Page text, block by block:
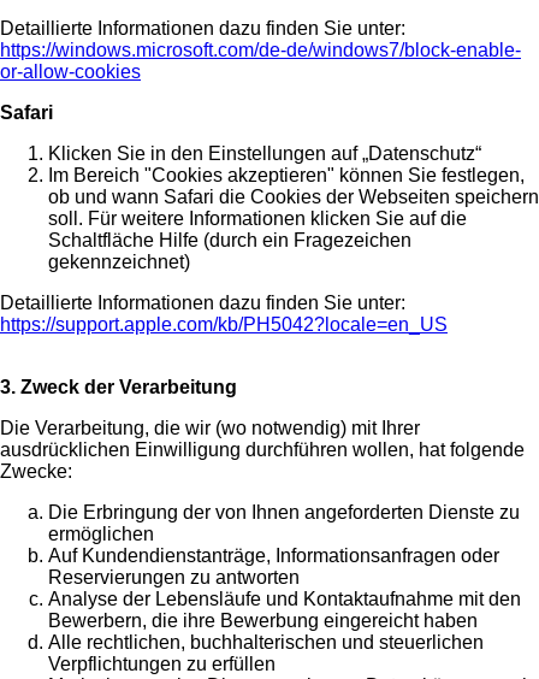
Detaillierte Informationen dazu finden Sie unter:
https://windows.microsoft.com/de-de/windows7/block-enable-
or-allow-cookies
Safari
Klicken Sie in den Einstellungen auf „Datenschutz“
Im Bereich "Cookies akzeptieren" können Sie festlegen,
ob und wann Safari die Cookies der Webseiten speichern
soll. Für weitere Informationen klicken Sie auf die
Schaltfläche Hilfe (durch ein Fragezeichen
gekennzeichnet)
Detaillierte Informationen dazu finden Sie unter:
https://support.apple.com/kb/PH5042?locale=en_US
3. Zweck der Verarbeitung
Die Verarbeitung, die wir (wo notwendig) mit Ihrer
ausdrücklichen Einwilligung durchführen wollen, hat folgende
Zwecke:
Die Erbringung der von Ihnen angeforderten Dienste zu
ermöglichen
Auf Kundendienstanträge, Informationsanfragen oder
Reservierungen zu antworten
Analyse der Lebensläufe und Kontaktaufnahme mit den
Bewerbern, die ihre Bewerbung eingereicht haben
Alle rechtlichen, buchhalterischen und steuerlichen
Verpflichtungen zu erfüllen